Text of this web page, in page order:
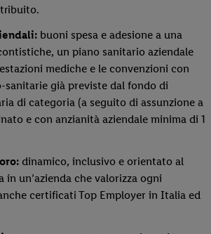
buoni spesa e adesione a una
un piano sanitario aziendale
mediche e le convenzioni con
già previste dal fondo di
di categoria (a seguito di assunzione a
e con anzianità aziendale minima di 1
dinamico, inclusivo e orientato al
in un’azienda che valorizza ogni
certificati Top Employer in Italia ed